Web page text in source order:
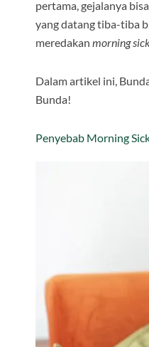
pertama, gejalanya
yang datang tiba-tiba
meredakan morning
Dalam artikel ini,
Bunda!
Penyebab Morning